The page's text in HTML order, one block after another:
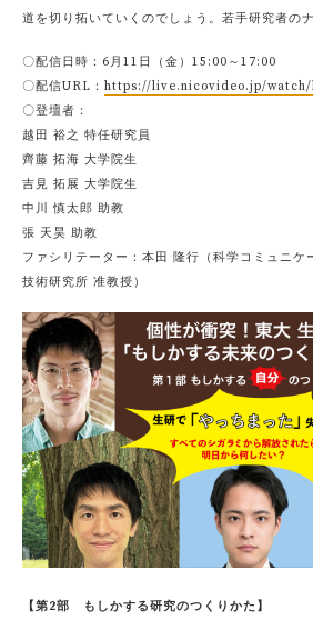
道を切り拓いていくのでしょう。若手研究者の
〇配信日時：6月11日（金）15:00～17:00
〇配信URL： https://live.nicovideo.jp/watch/
〇登壇者：
越田 裕之 特任研究員
齊藤 拓海 大学院生
吉見 拓展 大学院生
中川 慎太郎 助教
張 天昊 助教
ファシリテーター：本田 隆行（科学コミュニケ
技術研究所 准教授）
【第2部 もしかする研究のつくりかた】